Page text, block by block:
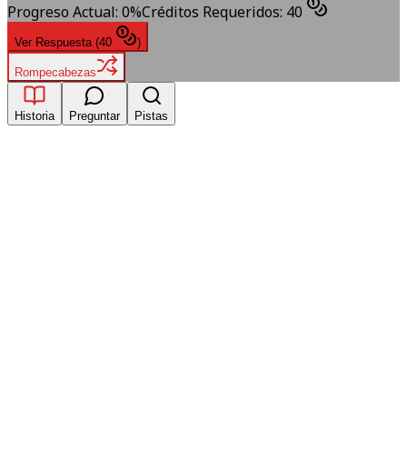
Progreso Actual: 0%Créditos Requeridos: 40
Ver Respuesta (40 )
Rompecabezas
Historia Preguntar Pistas